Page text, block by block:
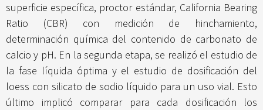
superficie específica, proctor estándar, California Bearing
Ratio (CBR) con medición de hinchamiento,
determinación química del contenido de carbonato de
calcio y pH. En la segunda etapa, se realizó el estudio de
la fase líquida óptima y el estudio de dosificación del
loess con silicato de sodio líquido para un uso vial. Esto
último implicó comparar para cada dosificación los